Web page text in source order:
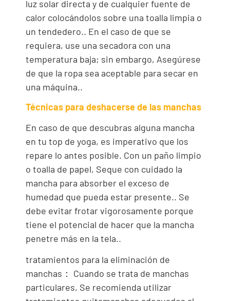
luz solar directa y de cualquier fuente de
calor colocándolos sobre una toalla limpia o
un tendedero.. En el caso de que se
requiera, use una secadora con una
temperatura baja; sin embargo, Asegúrese
de que la ropa sea aceptable para secar en
una máquina..
Técnicas para deshacerse de las manchas
En caso de que descubras alguna mancha
en tu top de yoga, es imperativo que los
repare lo antes posible. Con un paño limpio
o toalla de papel, Seque con cuidado la
mancha para absorber el exceso de
humedad que pueda estar presente.. Se
debe evitar frotar vigorosamente porque
tiene el potencial de hacer que la mancha
penetre más en la tela..
tratamientos para la eliminación de
manchas： Cuando se trata de manchas
particulares, Se recomienda utilizar